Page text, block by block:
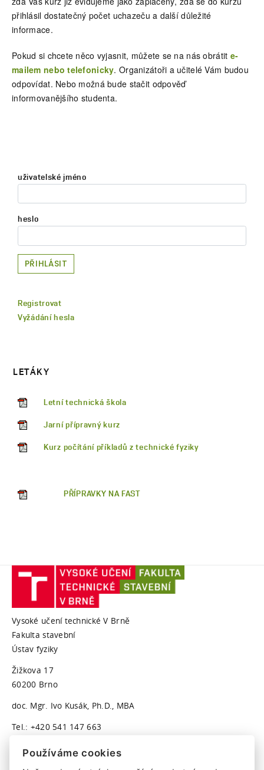
přihlásil dostatečný počet uchazeču a další důležité
informace.
Pokud si chcete něco vyjasnit, můžete se na nás obrátit e-
mailem nebo telefonicky. Organizátoři a učitelé Vám budou
odpovídat. Nebo možná bude stačit odpověď
informovanějšího studenta.
uživatelské jméno
heslo
PŘIHLÁSIT
Registrovat
Vyžádání hesla
LETÁKY
Letní technická škola
Jarní přípravný kurz
Kurz počítání příkladů z technické fyziky
PŘÍPRAVKY NA FAST
Vysoké učení technické V Brně
Fakulta stavební
Ústav fyziky
Žižkova 17
60200 Brno
doc. Mgr. Ivo Kusák, Ph.D., MBA
Tel.: +420 541 147 663
Ivo.Kusak@vut.cz
Používáme cookies